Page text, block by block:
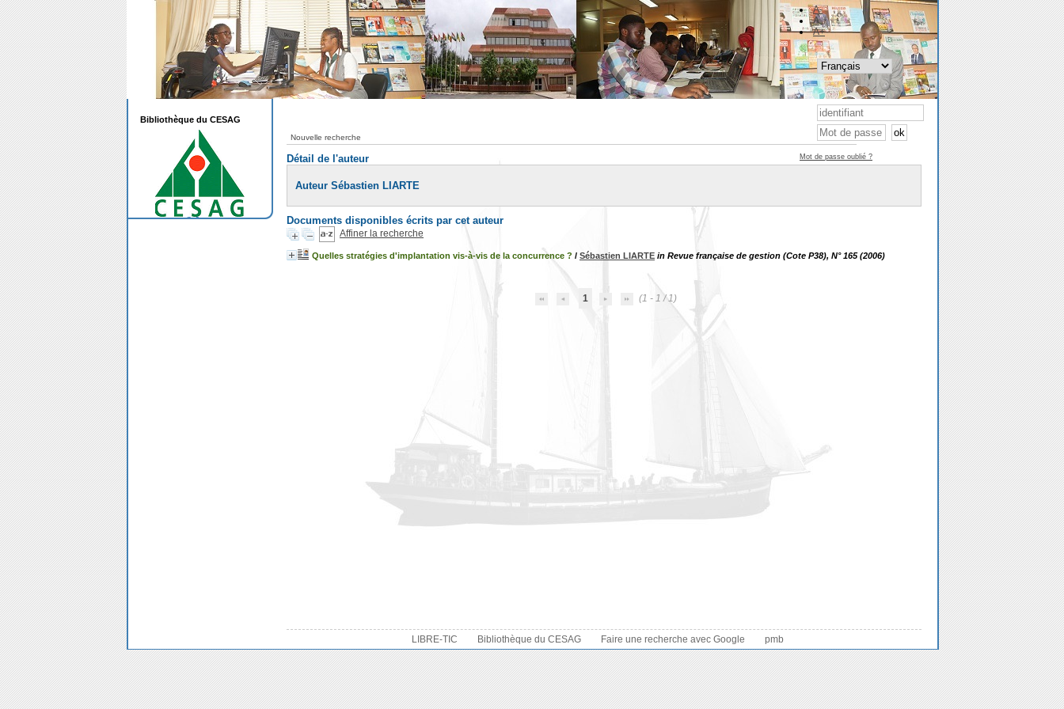
Nouvelle recherche
Détail de l'auteur
Auteur Sébastien LIARTE
Documents disponibles écrits par cet auteur
Affiner la recherche
Quelles stratégies d'implantation vis-à-vis de la concurrence ? / Sébastien LIARTE in Revue française de gestion (Cote P38), N° 165 (2006)
1 (1 - 1 / 1)
LIBRE-TIC Bibliothèque du CESAG Faire une recherche avec Google pmb
Bibliothèque du CESAG
A-
A
A+
Mot de passe oublié ?